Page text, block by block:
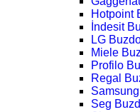
Hotpoint
İndesit
LG
Miele
Profilo
Regal
Seg